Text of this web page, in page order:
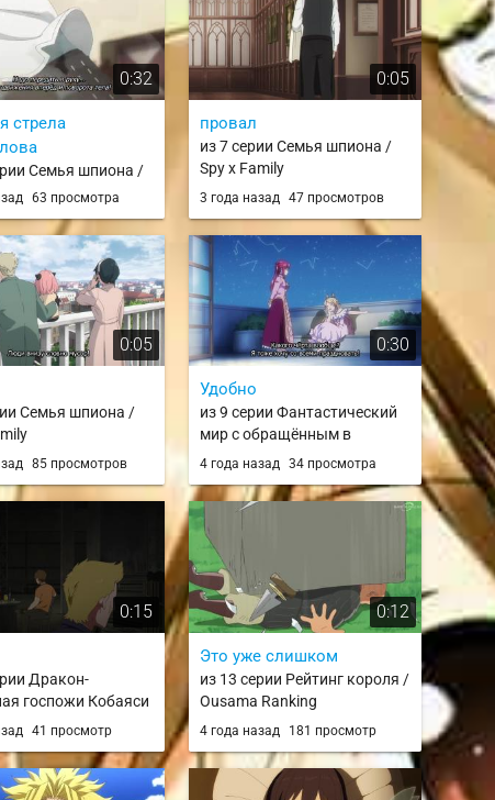
0:32
стрела
Семья шпиона /
63 просмотра
0:05
провал
из 7 серии Семья шпиона /
Spy x Family
3 года назад 47 просмотров
0:05
Семья шпиона /
85 просмотров
0:30
Удобно
из 9 серии Фантастический
мир с обращённым в
красавицу мужчиной и… /
Ojisan to
4 года назад 34 просмотра
0:15
Дракон-
госпожи Кобаяси
Kobayashi-san Chi
41 просмотр
0:12
Это уже слишком
из 13 серии Рейтинг короля /
Ousama Ranking
4 года назад 181 просмотр